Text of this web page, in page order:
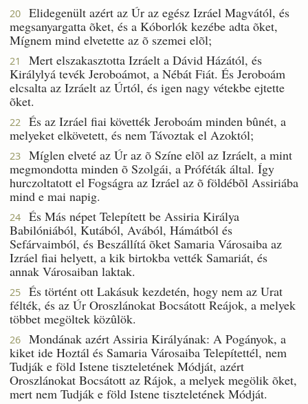
20
Elidegenült azért az Úr az egész Izráel Magvától, és
megsanyargatta õket, és a Kóborlók kezébe adta õket,
Mígnem mind elvetette az õ szemei elõl;
21
Mert elszakasztotta Izráelt a Dávid Házától, és
Királylyá tevék Jeroboámot, a Nébát Fiát. És Jeroboám
elcsalta az Izráelt az Úrtól, és igen nagy vétekbe ejtette
õket.
22
És az Izráel fiai követték Jeroboám minden bûnét, a
melyeket elkövetett, és nem Távoztak el Azoktól;
23
Míglen elveté az Úr az õ Színe elõl az Izráelt, a mint
megmondotta minden õ Szolgái, a Próféták által. Így
hurczoltatott el Fogságra az Izráel az õ földébõl Assiriába
mind e mai napig.
24
És Más népet Telepített be Assiria Királya
Babilóniából, Kutából, Avából, Hámátból és
Sefárvaimból, és Beszállítá õket Samaria Városaiba az
Izráel fiai helyett, a kik birtokba vették Samariát, és
annak Városaiban laktak.
25
És történt ott Lakásuk kezdetén, hogy nem az Urat
félték, és az Úr Oroszlánokat Bocsátott Reájok, a melyek
többet megöltek közûlök.
26
Mondának azért Assiria Királyának: A Pogányok, a
kiket ide Hoztál és Samaria Városaiba Telepítettél, nem
Tudják e föld Istene tiszteletének Módját, azért
Oroszlánokat Bocsátott az Rájok, a melyek megölik õket,
mert nem Tudják e föld Istene tiszteletének Módját.